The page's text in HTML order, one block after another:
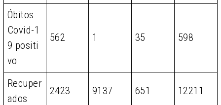
Óbitos
Covid-1
9 positi
vo
562 1 35 598
Recuper
ados
2423 9137 651 12211